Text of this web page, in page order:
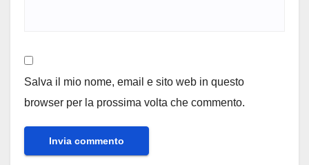
Salva il mio nome, email e sito web in questo
browser per la prossima volta che commento.